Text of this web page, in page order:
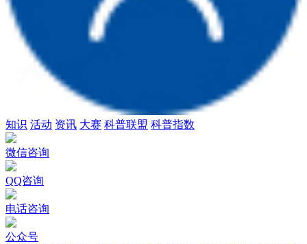
知识 活动 资讯 大赛 科普联盟 科普指数
微信咨询
QQ咨询
电话咨询
公众号